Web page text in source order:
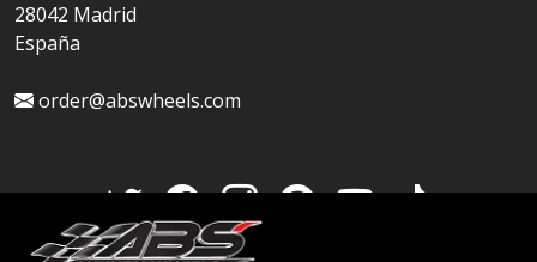
28042 Madrid
España
order@abswheels.com